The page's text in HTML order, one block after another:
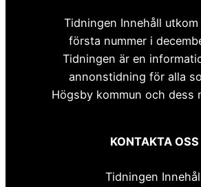
Tidningen Innehåll
första nummer i
Tidningen är en
annonstidning för alla
Högsby kommun och dess
KONTAKTA OSS
Tidningen